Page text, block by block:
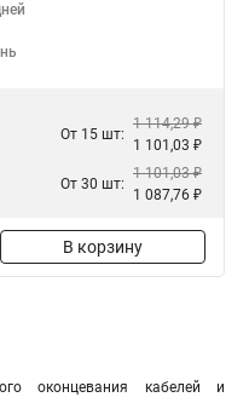
От 15 шт:
1 114,29 ₽
1 101,03 ₽
От 30 шт:
1 101,03 ₽
1 087,76 ₽
В корзину
оконцевания кабелей и